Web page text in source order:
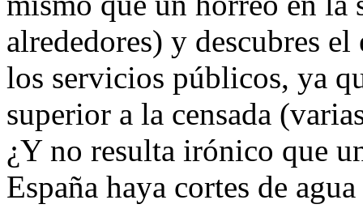
alrededores) y descubres
los servicios públicos, ya
superior a la censada
¿Y no resulta irónico que
España haya cortes de